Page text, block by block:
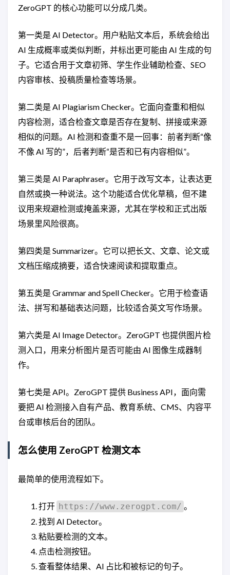
ZeroGPT 的核心功能可以分成几类。
第一类是 AI Detector。用户粘贴文本后，系统会给出
AI 生成概率或类似判断，并标出更可能由 AI 生成的句
子。它适合用于文章初筛、学生作业辅助检查、SEO
内容审核、投稿质量检查等场景。
第二类是 AI Plagiarism Checker。它面向查重和相似
内容检测，适合检查文章是否存在复制、拼接或来源
相似的问题。AI 检测和查重不是一回事：前者判断“像
不像 AI 写的”，后者判断“是否和已有内容相似”。
第三类是 AI Paraphraser。它用于改写文本，让表达更
自然或换一种说法。这个功能适合优化草稿，但不建
议用来规避检测或掩盖来源，尤其在学校和正式出版
场景里风险很高。
第四类是 Summarizer。它可以把长文、文章、论文或
文档压缩成摘要，适合快速阅读和提取重点。
第五类是 Grammar and Spell Checker。它用于检查语
法、拼写和基础表达问题，比较适合英文写作场景。
第六类是 AI Image Detector。ZeroGPT 也提供图片检
测入口，用来分析图片是否可能由 AI 图像生成器制
作。
第七类是 API。ZeroGPT 提供 Business API，面向需
要把 AI 检测接入自有产品、教育系统、CMS、内容平
台或审核后台的团队。
怎么使用 ZeroGPT 检测文本
最简单的使用流程如下。
打开 https://www.zerogpt.com/ 。
找到 AI Detector。
粘贴要检测的文本。
点击检测按钮。
查看整体结果、AI 占比和被标记的句子。